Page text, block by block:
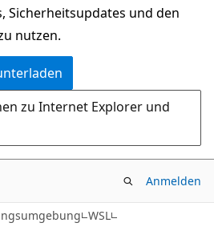
Sicherheitsupdates und den
nutzen.
zu Internet Explorer und
Anmelden
WSL